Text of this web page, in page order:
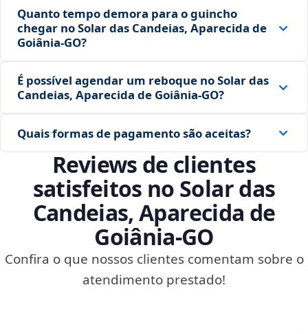
Quanto tempo demora para o guincho
chegar no Solar das Candeias, Aparecida de
Goiânia‑GO?
É possível agendar um reboque no Solar das
Candeias, Aparecida de Goiânia‑GO?
Quais formas de pagamento são aceitas?
Reviews de clientes
satisfeitos no Solar das
Candeias, Aparecida de
Goiânia‑GO
Confira o que nossos clientes comentam sobre o
atendimento prestado!